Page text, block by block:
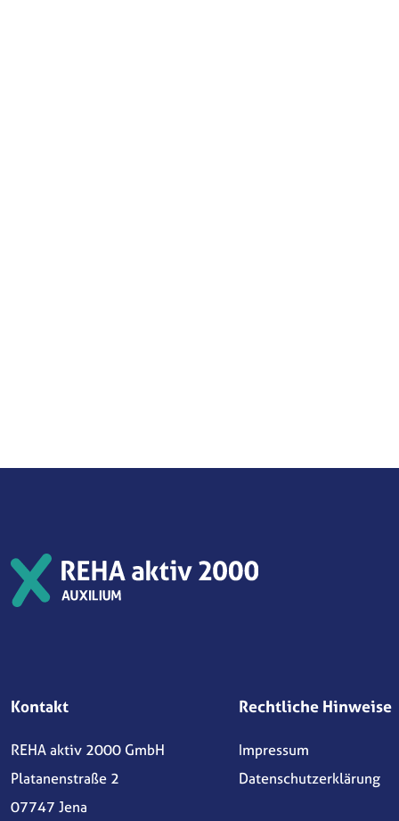
Kontakt
REHA aktiv 2000 GmbH
Platanenstraße 2
07747 Jena
Rechtliche Hinweise
Impressum
Datenschutzerklärung